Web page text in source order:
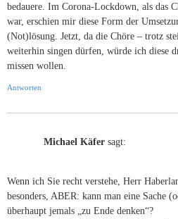
bedauere. Im Corona-Lockdown, als das
war, erschien mir diese Form der
(Not)lösung. Jetzt, da die Chöre – trotz
weiterhin singen dürfen, würde ich diese
missen wollen.
Antworten
Michael Käfer sagt:
Wenn ich Sie recht verstehe, Herr
besonders, ABER: kann man eine Sache
überhaupt jemals „zu Ende denken“?